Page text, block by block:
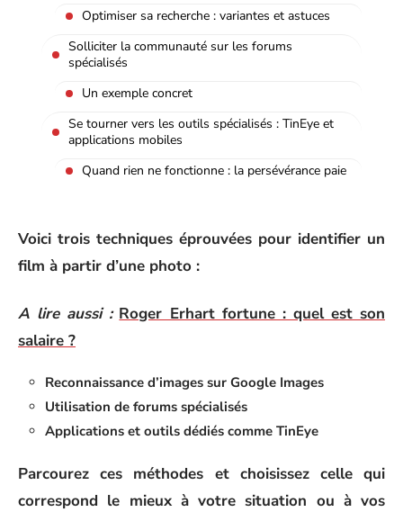
Optimiser sa recherche : variantes et astuces
Solliciter la communauté sur les forums
spécialisés
Un exemple concret
Se tourner vers les outils spécialisés : TinEye et
applications mobiles
Quand rien ne fonctionne : la persévérance paie
Voici trois techniques éprouvées pour identifier un
film à partir d’une photo :
A lire aussi : Roger Erhart fortune : quel est son
salaire ?
Reconnaissance d’images sur Google Images
Utilisation de forums spécialisés
Applications et outils dédiés comme TinEye
Parcourez ces méthodes et choisissez celle qui
correspond le mieux à votre situation ou à vos